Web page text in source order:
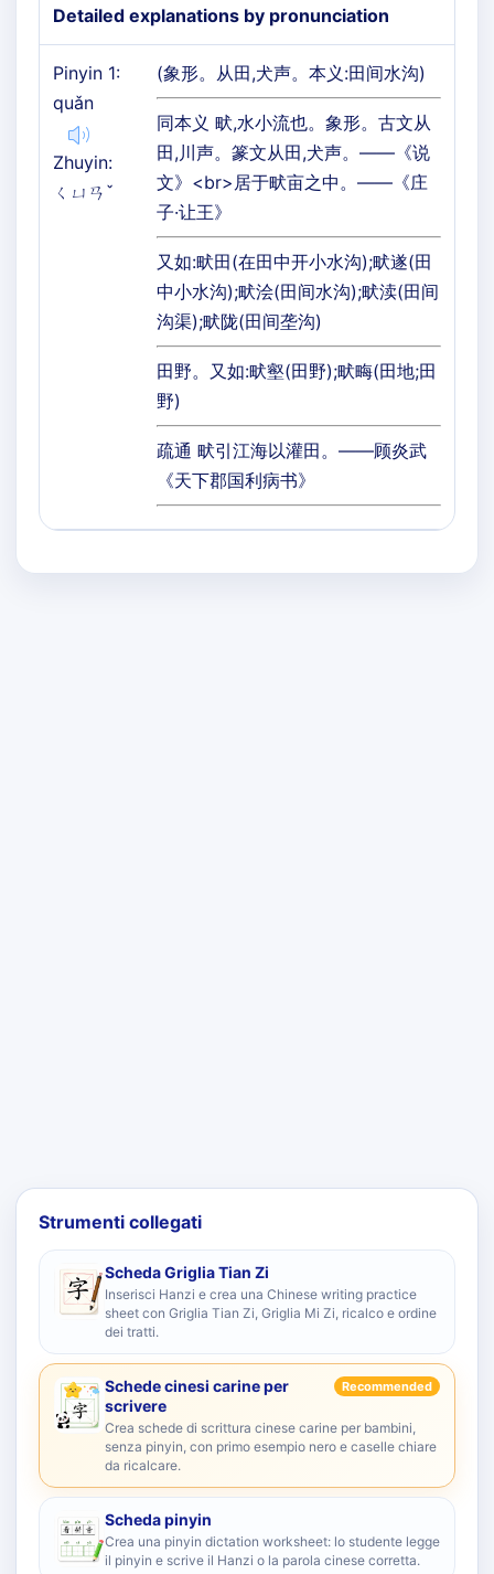
Detailed explanations by pronunciation
Pinyin 1:
quǎn
Zhuyin:
ㄑㄩㄢˇ
(象形。从田,犬声。本义:田间水沟)
同本义 畎,水小流也。象形。古文从
田,川声。篆文从田,犬声。——《说
文》<br>居于畎亩之中。——《庄
子·让王》
又如:畎田(在田中开小水沟);畎遂(田
中小水沟);畎浍(田间水沟);畎渎(田间
沟渠);畎陇(田间垄沟)
田野。又如:畎壑(田野);畎畮(田地;田
野)
疏通 畎引江海以灌田。——顾炎武
《天下郡国利病书》
Strumenti collegati
Scheda Griglia Tian Zi
Inserisci Hanzi e crea una Chinese writing practice
sheet con Griglia Tian Zi, Griglia Mi Zi, ricalco e ordine
dei tratti.
Schede cinesi carine per
scrivere
Recommended
Crea schede di scrittura cinese carine per bambini,
senza pinyin, con primo esempio nero e caselle chiare
da ricalcare.
Scheda pinyin
Crea una pinyin dictation worksheet: lo studente legge
il pinyin e scrive il Hanzi o la parola cinese corretta.